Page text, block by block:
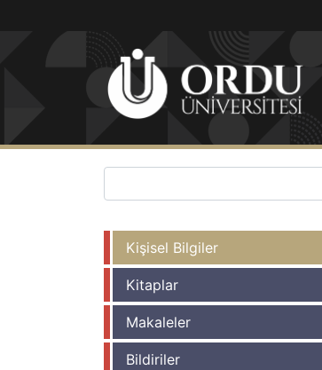
Kişisel Bilgiler
Kitaplar
Makaleler
Bildiriler